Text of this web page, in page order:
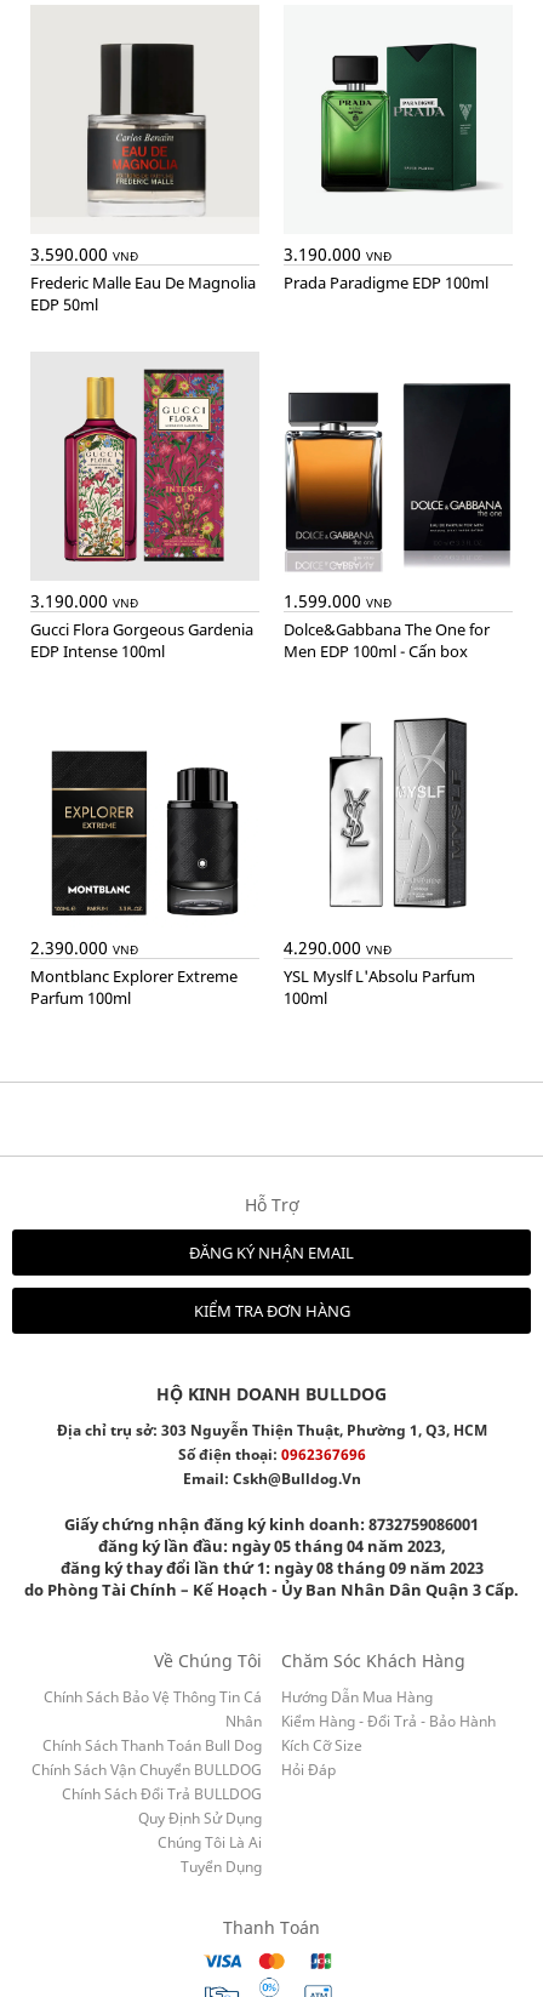
3.590.000 VNĐ
Frederic Malle Eau De Magnolia
EDP 50ml
3.190.000 VNĐ
Prada Paradigme EDP 100ml
3.190.000 VNĐ
Gucci Flora Gorgeous Gardenia
EDP Intense 100ml
1.599.000 VNĐ
Dolce&Gabbana The One for
Men EDP 100ml - Cấn box
2.390.000 VNĐ
Montblanc Explorer Extreme
Parfum 100ml
4.290.000 VNĐ
YSL Myslf L'Absolu Parfum
100ml
Hỗ Trợ
ĐĂNG KÝ NHẬN EMAIL
KIỂM TRA ĐƠN HÀNG
HỘ KINH DOANH BULLDOG
Địa chỉ trụ sở: 303 Nguyễn Thiện Thuật, Phường 1, Q3, HCM
Số điện thoại: 0962367696
Email: Cskh@bulldog.vn
Giấy chứng nhận đăng ký kinh doanh: 8732759086001
đăng ký lần đầu: ngày 05 tháng 04 năm 2023,
đăng ký thay đổi lần thứ 1: ngày 08 tháng 09 năm 2023
do Phòng Tài Chính – Kế Hoạch - Ủy Ban Nhân Dân Quận 3 Cấp.
Về Chúng Tôi
Chính Sách Bảo Vệ Thông Tin Cá
Nhân
Chính Sách Thanh Toán Bull Dog
Chính Sách Vận Chuyển BULLDOG
Chính Sách Đổi Trả BULLDOG
Quy Định Sử Dụng
Chúng Tôi Là Ai
Tuyển Dụng
Chăm Sóc Khách Hàng
Hướng Dẫn Mua Hàng
Kiểm Hàng - Đổi Trả - Bảo Hành
Kích Cỡ Size
Hỏi Đáp
Thanh Toán